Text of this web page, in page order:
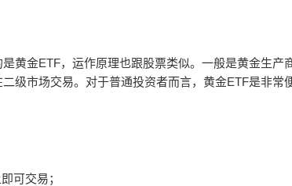
黄金ETF，运作原理也跟股票类似。一般是黄金生产商
级市场交易。对于普通投资者而言，黄金ETF是非常
可交易；